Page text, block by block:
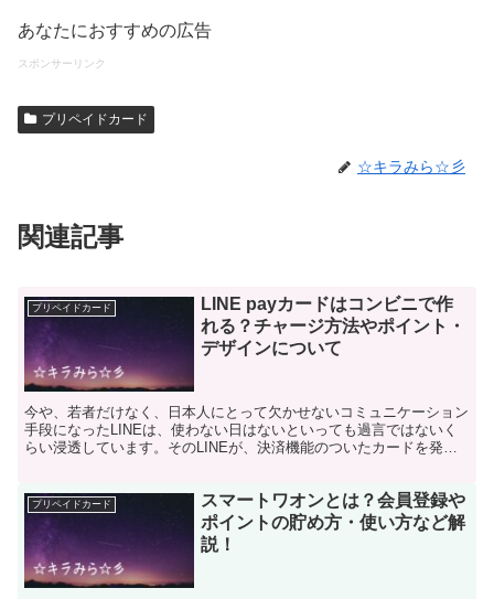
あなたにおすすめの広告
スポンサーリンク
プリペイドカード
☆キラみら☆彡
関連記事
プリペイドカード
LINE payカードはコンビニで作
れる？チャージ方法やポイント・
デザインについて
今や、若者だけなく、日本人にとって欠かせないコミュニケーション
手段になったLINEは、使わない日はないといっても過言ではないく
らい浸透しています。そのLINEが、決済機能のついたカードを発行
プリペイドカード
スマートワオンとは？会員登録や
ポイントの貯め方・使い方など解
説！